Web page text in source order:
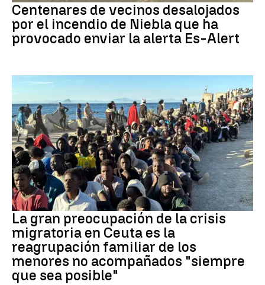
Centenares de vecinos desalojados
por el incendio de Niebla que ha
provocado enviar la alerta Es-Alert
CRISIS MIGRATORIA
La gran preocupación de la crisis
migratoria en Ceuta es la
reagrupación familiar de los
menores no acompañados "siempre
que sea posible"